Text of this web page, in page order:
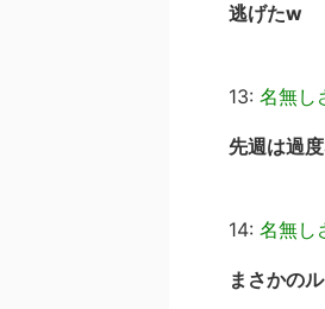
逃げたw
13: 名無し
先週は過
14: 名無し
まさかの